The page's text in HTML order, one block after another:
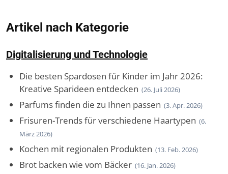
Artikel nach Kategorie
Digitalisierung und Technologie
Die besten Spardosen für Kinder im Jahr 2026:
Kreative Sparideen entdecken (26. Juli 2026)
Parfums finden die zu Ihnen passen (3. Apr. 2026)
Frisuren-Trends für verschiedene Haartypen (6.
März 2026)
Kochen mit regionalen Produkten (13. Feb. 2026)
Brot backen wie vom Bäcker (16. Jan. 2026)